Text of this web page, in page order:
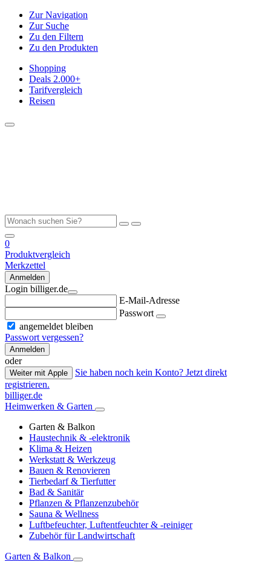
Zur Navigation
Zur Suche
Zu den Filtern
Zu den Produkten
Shopping
Deals 2.000+
Tarifvergleich
Reisen
0
Produktvergleich
Merkzettel
Anmelden
Login billiger.de
E-Mail-Adresse
Passwort
angemeldet bleiben
Passwort vergessen?
Anmelden
oder
Weiter mit Apple
Sie haben noch kein Konto? Jetzt direkt
registrieren.
billiger.de
Heimwerken & Garten
Garten & Balkon
Haustechnik & -elektronik
Klima & Heizen
Werkstatt & Werkzeug
Bauen & Renovieren
Tierbedarf & Tierfutter
Bad & Sanitär
Pflanzen & Pflanzenzubehör
Sauna & Wellness
Luftbefeuchter, Luftentfeuchter & -reiniger
Zubehör für Landwirtschaft
Garten & Balkon